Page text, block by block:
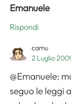
Emanuele
Rispondi
camu
2 Luglio
@Emanuele:
seguo le leggi